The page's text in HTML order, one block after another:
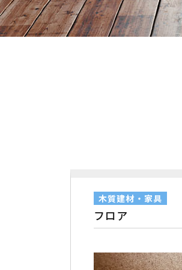
木質建材・家具
フロア